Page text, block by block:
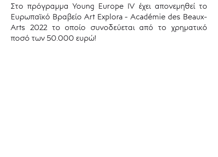
Στο πρόγραμμα Young Europe IV έχει απονεμηθεί το
Ευρωπαϊκό Βραβείο Art Explora - Académie des Beaux-
Arts 2022 το οποίο συνοδεύεται από το χρηματικό
ποσό των 50.000 ευρώ!